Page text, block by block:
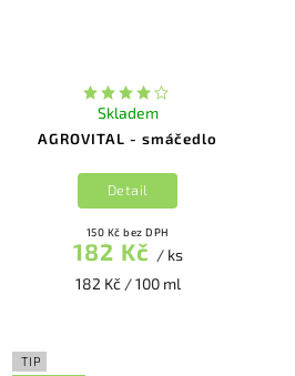
AGROVITAL - smáčedlo
Skladem
150 Kč bez DPH
182 Kč / ks
182 Kč / 100 ml
Detail
TIP